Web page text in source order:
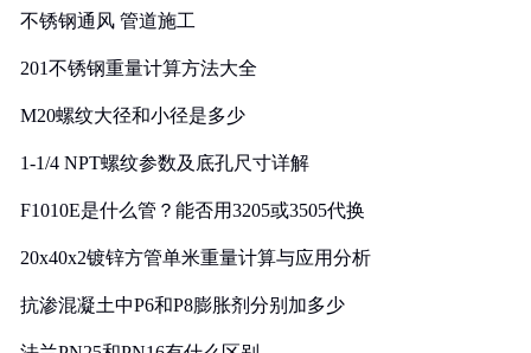
不锈钢通风 管道施工
201不锈钢重量计算方法大全
M20螺纹大径和小径是多少
1-1/4 NPT螺纹参数及底孔尺寸详解
F1010E是什么管？能否用3205或3505代换
20x40x2镀锌方管单米重量计算与应用分析
抗渗混凝土中P6和P8膨胀剂分别加多少